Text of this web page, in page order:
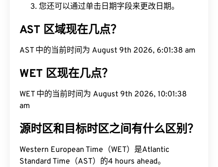
您还可以通过单击日期字段来更改日期。
AST 区域现在几点？
AST 中的当前时间为 August 9th 2026, 6:01:39 am
WET 区现在几点？
WET 中的当前时间为 August 9th 2026, 10:01:39
am
源时区和目标时区之间有什么区别？
Western European Time（WET）是Atlantic
Standard Time（AST）的4 hours ahead。